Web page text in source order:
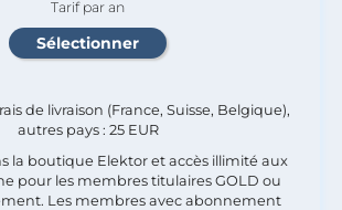
Tarif par an
de livraison (France, Suisse, Belgique),
autres pays : 25 EUR
la boutique Elektor et accès illimité aux
pour les membres titulaires GOLD ou
Les membres avec abonnement